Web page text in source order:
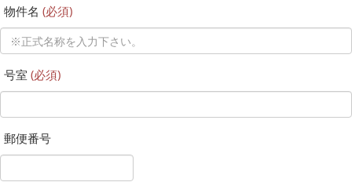
物件名 (必須)
号室 (必須)
郵便番号